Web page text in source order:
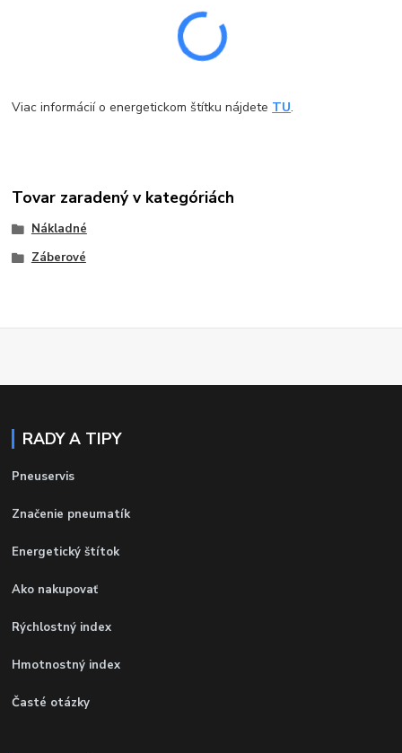
Viac informácií o energetickom štítku nájdete TU.
Tovar zaradený v kategóriách
Nákladné
Záberové
RADY A TIPY
Pneuservis
Značenie pneumatík
Energetický štítok
Ako nakupovať
Rýchlostný index
Hmotnostný index
Časté otázky